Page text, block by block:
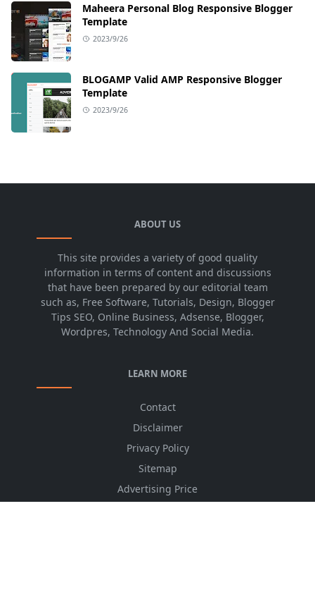
Maheera Personal Blog Responsive Blogger
Template
2023/9/26
BLOGAMP Valid AMP Responsive Blogger
Template
2023/9/26
ABOUT US
This site provides a variety of good quality
information in terms of content and discussions
that have been prepared by our editorial team
such as, Free Software, Tutorials, Design, Blogger
Tips SEO, Online Business, Adsense, Blogger,
Wordpres, Technology And Social Media.
LEARN MORE
Contact
Disclaimer
Privacy Policy
Sitemap
Advertising Price